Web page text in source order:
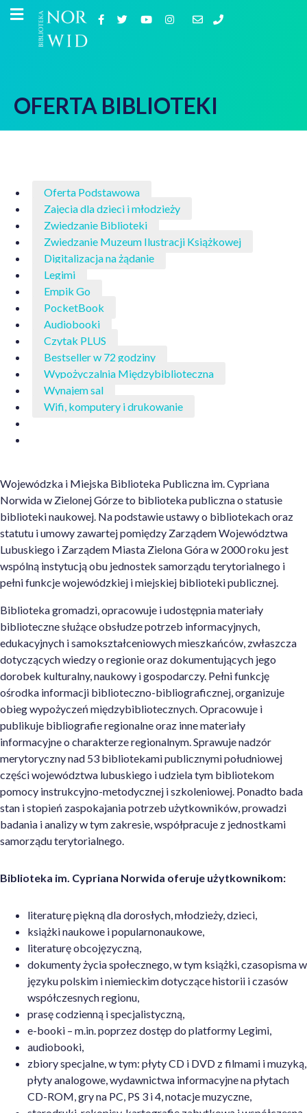
OFERTA BIBLIOTEKI
Oferta Podstawowa
Zajęcia dla dzieci i młodzieży
Zwiedzanie Biblioteki
Zwiedzanie Muzeum Ilustracji Książkowej
Digitalizacja na żądanie
Legimi
Empik Go
PocketBook
Audiobooki
Czytak PLUS
Bestseller w 72 godziny
Wypożyczalnia Międzybiblioteczna
Wynajem sal
Wifi, komputery i drukowanie
Wojewódzka i Miejska Biblioteka Publiczna im. Cypriana
Norwida w Zielonej Górze to biblioteka publiczna o statusie
biblioteki naukowej. Na podstawie ustawy o bibliotekach oraz
statutu i umowy zawartej pomiędzy Zarządem Województwa
Lubuskiego i Zarządem Miasta Zielona Góra w 2000 roku jest
wspólną instytucją obu jednostek samorządu terytorialnego i
pełni funkcje wojewódzkiej i miejskiej biblioteki publicznej.
Biblioteka gromadzi, opracowuje i udostępnia materiały
biblioteczne służące obsłudze potrzeb informacyjnych,
edukacyjnych i samokształceniowych mieszkańców, zwłaszcza
dotyczących wiedzy o regionie oraz dokumentujących jego
dorobek kulturalny, naukowy i gospodarczy. Pełni funkcję
ośrodka informacji biblioteczno-bibliograficznej, organizuje
obieg wypożyczeń międzybibliotecznych. Opracowuje i
publikuje bibliografie regionalne oraz inne materiały
informacyjne o charakterze regionalnym. Sprawuje nadzór
merytoryczny nad 53 bibliotekami publicznymi południowej
części województwa lubuskiego i udziela tym bibliotekom
pomocy instrukcyjno-metodycznej i szkoleniowej. Ponadto bada
stan i stopień zaspokajania potrzeb użytkowników, prowadzi
badania i analizy w tym zakresie, współpracuje z jednostkami
samorządu terytorialnego.
Biblioteka im. Cypriana Norwida oferuje użytkownikom:
literaturę piękną dla dorosłych, młodzieży, dzieci,
książki naukowe i popularnonaukowe,
literaturę obcojęzyczną,
dokumenty życia społecznego, w tym książki, czasopisma w
języku polskim i niemieckim dotyczące historii i czasów
współczesnych regionu,
prasę codzienną i specjalistyczną,
e-booki – m.in. poprzez dostęp do platformy Legimi,
audiobooki,
zbiory specjalne, w tym: płyty CD i DVD z filmami i muzyką,
płyty analogowe, wydawnictwa informacyjne na płytach
CD-ROM, gry na PC, PS 3 i 4, notacje muzyczne,